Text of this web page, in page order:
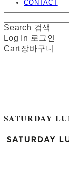
CONTACT
Search 검색
Log In 로그인
Cart장바구니
SATURDAY